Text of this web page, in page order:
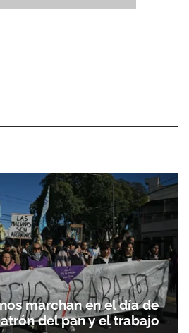
marchan en el día de
del pan y el trabajo